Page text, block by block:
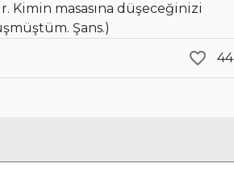
Kimin masasına düşeceğinizi
Şans.)
44